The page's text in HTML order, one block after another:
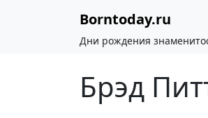
Borntoday.ru
Дни рождения
Брэд